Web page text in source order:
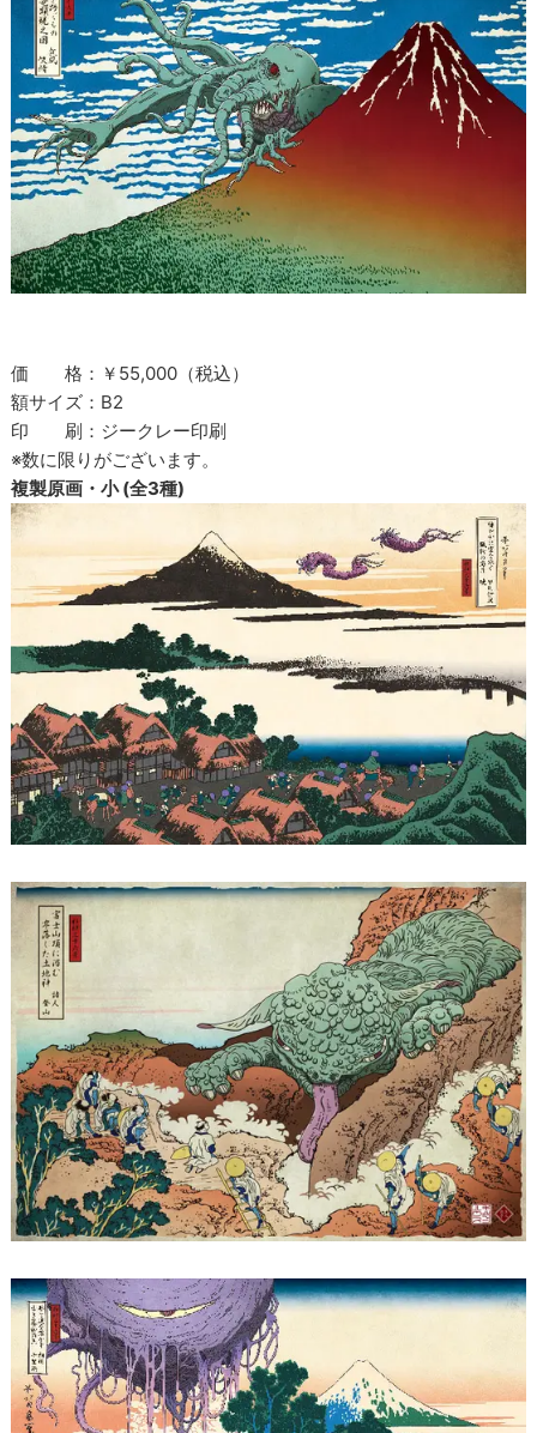
価 格：￥55,000（税込）
額サイズ：B2
印 刷：ジークレー印刷
※数に限りがございます。
複製原画・小 (全3種)